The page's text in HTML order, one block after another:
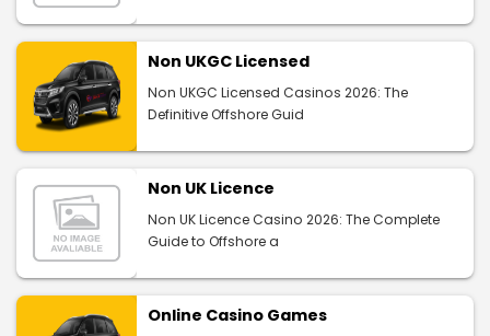
Non UKGC Licensed
Non UKGC Licensed Casinos 2026: The
Definitive Offshore Guid
Non UK Licence
Non UK Licence Casino 2026: The Complete
Guide to Offshore a
Online Casino Games